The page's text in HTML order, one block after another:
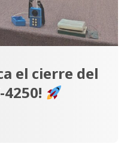
el cierre del